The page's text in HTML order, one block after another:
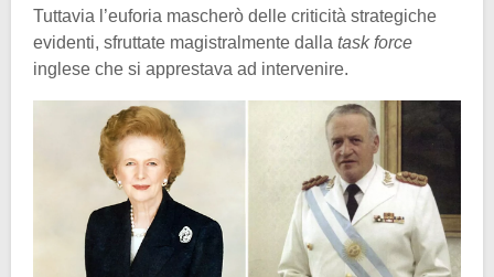
Tuttavia l’euforia mascherò delle criticità strategiche
evidenti, sfruttate magistralmente dalla task force
inglese che si apprestava ad intervenire.